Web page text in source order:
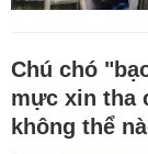
Chú chó
mực xin tha
không thể